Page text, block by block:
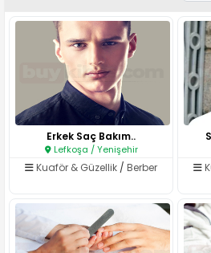
Erkek Saç Bakım..
Lefkoşa / Yenişehir
Kuaför & Güzellik / Berber